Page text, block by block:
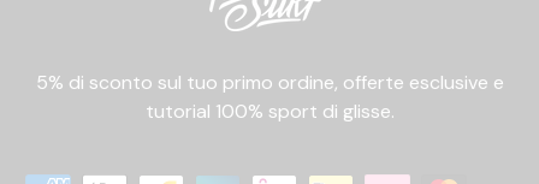
5% di sconto sul tuo primo ordine, offerte esclusive e
tutorial 100% sport di glisse.